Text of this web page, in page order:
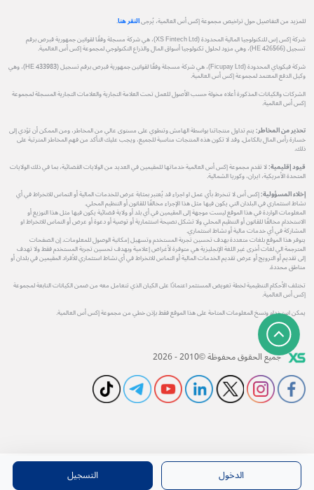
للمزيد من التفاصيل حول تراخيص مجموعة إكس أس العالمية، يُرجىالنقر هنا.
شركة إكس إس للتكنولوجيا المالية المحدودة (XS Fintech Ltd)، هي شركة مسجلة وفقًا لقوانين جمهورية قبرص برقم
تسجيل (HE 426566)، وهي مزود لحلول تكنولوجيا أسواق المال والذراع التكنولوجي لمجموعة إكس أس العالمية.
شركة فيكوباي المحدودة (Ficupay Ltd)، هي شركة مسجلة وفقًا لقوانين جمهورية قبرص برقم تسجيل (HE 433983)، وهي
وكيل الدفع المعتمد لمجموعة إكس أس العالمية.
الشركات والكيانات المذكورة أعلاه مخولة حسب الأصول للعمل تحت العلامة التجارية والعلامات التجارية المسجلة لمجموعة
إكس أس العالمية.
تحذير من المخاطر:يتم تداول منتجاتنا بواسطة الهامش وتنطوي على مستوى عالي من المخاطر، ومن الممكن أن تؤدي إلى
خسارة رأس المال بالكامل. وقد لا تكون هذه المنتجات مناسبة للجميع، ويجب عليك التأكد من فهم المخاطر المترتبة على
ذلك.
قيود إقليمية:لا تقدم مجموعة إكس أس العالمية خدماتها للمقيمين في العديد من الولايات القضائية، بما في ذلك الولايات
المتحدة الأمريكية، ايران، وكوريا الشمالية.
إخلاء المسؤولية:إكس أس لا تنخرط بأي عمل او اجراء قد يُعتبر بمثابة عرض للخدمات المالية أو التماس للانخراط في أي
نشاط استثماري في البلدان التي يكون فيها مثل هذا الإجراء مخالفًا للقانون أو التنظيم المحلي.
المعلومات الواردة في هذا الموقع ليست موجهة إلى المقيمين في أي بلد أو ولاية قضائية يكون فيها مثل هذا التوزيع أو
الاستخدام مخالفًا للقانون أو التنظيم المحلي ولا تشكل نصيحة استثمارية أو توصية أو دعوة أو عرض أو التماس للانخراط او
المشاركة في أي خدمات مالية أو نشاط استثماري.
يتوفر هذا الموقع بلغات متعددة بهدف تحسين تجربة المستخدم وتسهيل إمكانية الوصول للمعلومات. إن الصفحات
المترجمة الي لغات أخرى غير اللغة الإنجليزية هي متوفرة لأغراض إعلامية وبهدف تحسين تجربة المستخدم فقط ولا تهدف
إلى تقديم أو الترويج أو عرض تقديم الخدمات المالية أو التماس للانخراط في أي نشاط استثماري للأفراد المقيمين في بلدان أو
مناطق محددة.
تختلف الأحكام التنظيمية لخطة تعويض المستثمر اعتمادًا على الكيان الذي تتعامل معه من ضمن الكيانات التابعة لمجموعة
إكس أس العالمية.
يمكن استخدام ونسخ المعلومات المتاحة على هذا الموقع فقط بإذن خطي من مجموعة إكس أس العالمية.
جميع الحقوق محفوظة ©2010 - 2026
الدخول التسجيل